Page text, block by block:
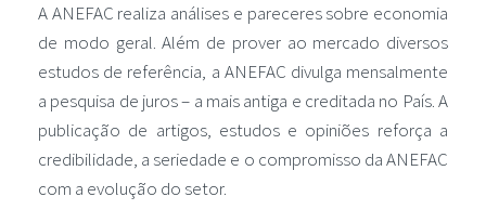
A ANEFAC realiza análises e pareceres sobre economia
de modo geral. Além de prover ao mercado diversos
estudos de referência, a ANEFAC divulga mensalmente
a pesquisa de juros – a mais antiga e creditada no País. A
publicação de artigos, estudos e opiniões reforça a
credibilidade, a seriedade e o compromisso da ANEFAC
com a evolução do setor.